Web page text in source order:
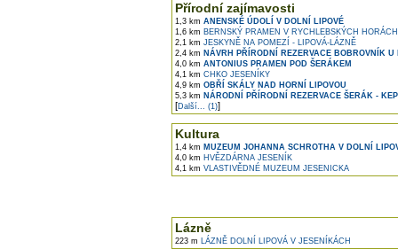
Přírodní zajímavosti
1,3 km ANENSKÉ ÚDOLÍ V DOLNÍ LIPOVÉ
1,6 km BERNSKÝ PRAMEN V RYCHLEBSKÝCH HORÁCH
2,1 km JESKYNĚ NA POMEZÍ - LIPOVÁ-LÁZNĚ
2,4 km NÁVRH PŘÍRODNÍ REZERVACE BOBROVNÍK U
4,0 km ANTONIUS PRAMEN POD ŠERÁKEM
4,1 km CHKO JESENÍKY
4,9 km OBŘÍ SKÁLY NAD HORNÍ LIPOVOU
5,3 km NÁRODNÍ PŘÍRODNÍ REZERVACE ŠERÁK -
[Další... (1)]
Kultura
1,4 km MUZEUM JOHANNA SCHROTHA V DOLNÍ
4,0 km HVĚZDÁRNA JESENÍK
4,1 km VLASTIVĚDNÉ MUZEUM JESENICKA
Lázně
223 m LÁZNĚ DOLNÍ LIPOVÁ V JESENÍKÁCH